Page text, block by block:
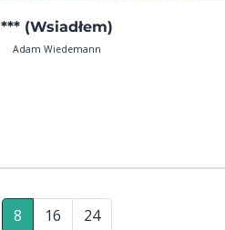
*** (Wsiadłem)
Adam Wiedemann
8 16 24